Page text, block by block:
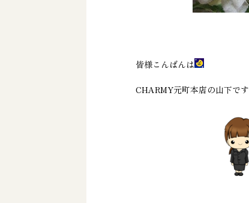
皆様こんばんは
CHARMY元町本店の山下です